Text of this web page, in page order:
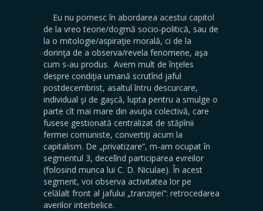
Eu nu pornesc în abordarea acestui capitol
de la vreo teorie/dogmă socio-politică, sau de
la o mitologie/aspiraţie morală, ci de la
dorinţa de a observa/revela fenomene, aşa
cum s-au produs. Avem mult de înţeles
despre condiţia umană scrutînd jaful
postdecembrist, asaltul întru descurcare,
individual şi de gaşcă, lupta pentru a smulge o
parte cît mai mare din avuţia colectivă, care
fusese gestionată centralizat de stăpînii
fermei comuniste, convertiţi acum la
capitalism. De „privatizare”, m-am ocupat în
segmentul 3, decelînd participarea evreilor
(folosind munca lui C. D. Niculae). În acest
segment, voi observa activitatea lor pe
celălalt front al jafului „tranziţiei”: retrocedarea
averilor interbelice.